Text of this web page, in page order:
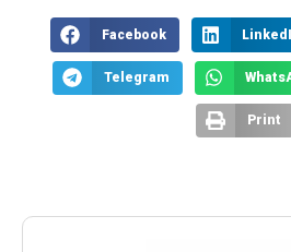
Facebook
Telegram
Print